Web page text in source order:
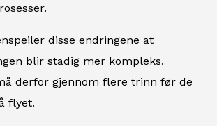
disse endringene at
blir stadig mer kompleks.
derfor gjennom flere trinn før de
flyet.